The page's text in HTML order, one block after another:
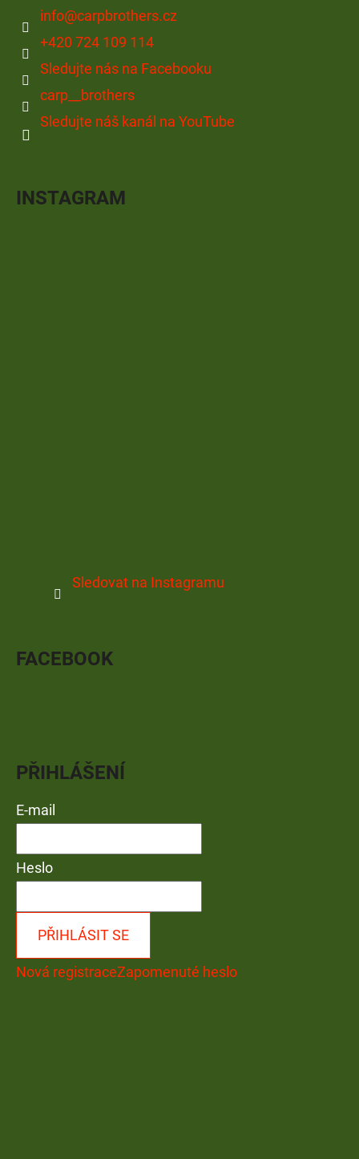
info@carpbrothers.cz
+420 724 109 114
Sledujte nás na Facebooku
carp__brothers
Sledujte náš kanál na YouTube
INSTAGRAM
Sledovat na Instagramu
FACEBOOK
PŘIHLÁŠENÍ
E-mail
Heslo
PŘIHLÁSIT SE
Nová registraceZapomenuté heslo